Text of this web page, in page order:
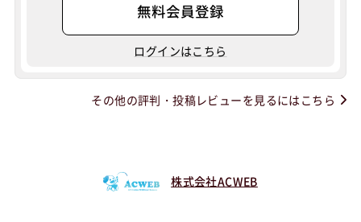
無料会員登録
ログインはこちら
その他の評判・投稿レビューを見るにはこちら
株式会社ACWEB